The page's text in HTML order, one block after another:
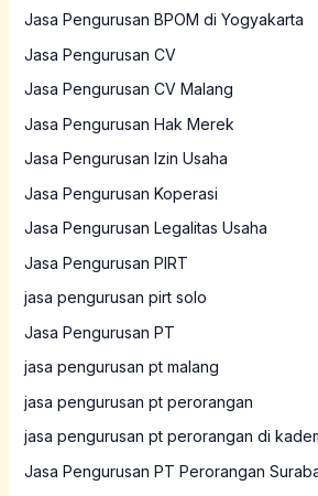
Jasa Pengurusan BPOM di Yogyakarta
Jasa Pengurusan CV
Jasa Pengurusan CV Malang
Jasa Pengurusan Hak Merek
Jasa Pengurusan Izin Usaha
Jasa Pengurusan Koperasi
Jasa Pengurusan Legalitas Usaha
Jasa Pengurusan PIRT
jasa pengurusan pirt solo
Jasa Pengurusan PT
jasa pengurusan pt malang
jasa pengurusan pt perorangan
jasa pengurusan pt perorangan di
Jasa Pengurusan PT Perorangan